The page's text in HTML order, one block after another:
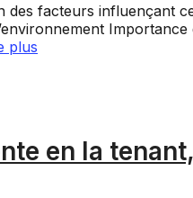
des facteurs influençant
Importance
plus
en la